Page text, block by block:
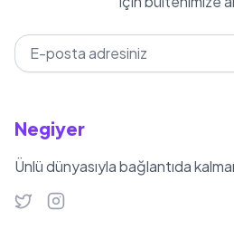
Negiyer
Ünlü dünyasıyla bağlantıda